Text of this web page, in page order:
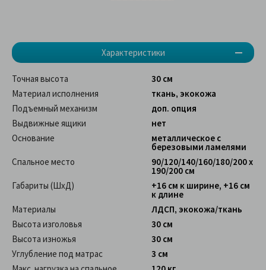
Характеристики
Точная высота
30 см
Материал исполнения
ткань, экокожа
Подъемный механизм
доп. опция
Выдвижные ящики
нет
Основание
металлическое с
березовыми ламелями
Спальное место
90/120/140/160/180/200 x
190/200 см
Габариты (ШхД)
+16 см к ширине, +16 см
к длине
Материалы
ЛДСП, экокожа/ткань
Высота изголовья
30 см
Высота изножья
30 см
Углубление под матрас
3 см